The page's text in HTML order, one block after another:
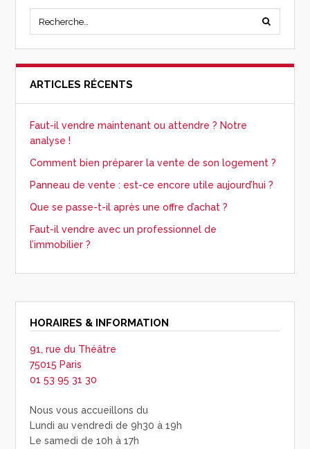
ARTICLES RÉCENTS
Faut-il vendre maintenant ou attendre ? Notre
analyse !
Comment bien préparer la vente de son logement ?
Panneau de vente : est-ce encore utile aujourd’hui ?
Que se passe-t-il après une offre d’achat ?
Faut-il vendre avec un professionnel de
l’immobilier ?
HORAIRES & INFORMATION
91, rue du Théâtre
75015 Paris
01 53 95 31 30
Nous vous accueillons du
Lundi au vendredi de 9h30 à 19h
Le samedi de 10h à 17h